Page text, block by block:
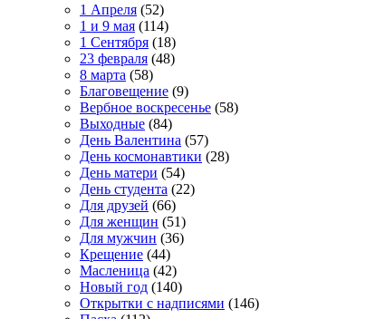
1 Апреля (52)
1 и 9 мая (114)
1 Сентября (18)
23 февраля (48)
8 марта (58)
Благовещение (9)
Вербное воскресенье (58)
Выходные (84)
День Валентина (57)
День космонавтики (28)
День матери (54)
День студента (22)
Для друзей (66)
Для женщин (51)
Для мужчин (36)
Крещение (44)
Масленица (42)
Новый год (140)
Открытки с надписями (146)